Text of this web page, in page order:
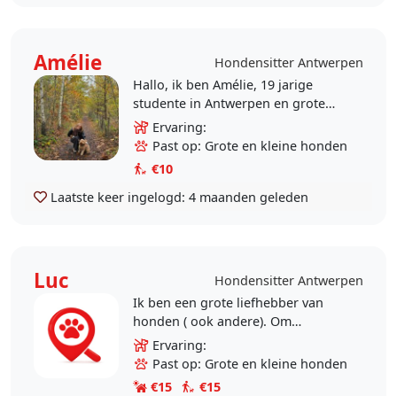
Amélie
Hondensitter Antwerpen
Hallo, ik ben Amélie, 19 jarige
studente in Antwerpen en grote
dierenvriend. Ik geniet er zo van
om tijd met honden door te
brengen: wandelen,..
Ervaring:
Past op: Grote en kleine honden
€10
Laatste keer ingelogd: 4 maanden geleden
Luc
Hondensitter Antwerpen
Ik ben een grote liefhebber van
honden ( ook andere). Om
mrdische redenen dien ik veel re
wandelen maar het is gezelliger
met een viervoeter erbij. U..
Ervaring:
Past op: Grote en kleine honden
€15
€15